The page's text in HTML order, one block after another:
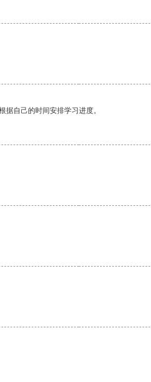
自己的时间安排学习进度。